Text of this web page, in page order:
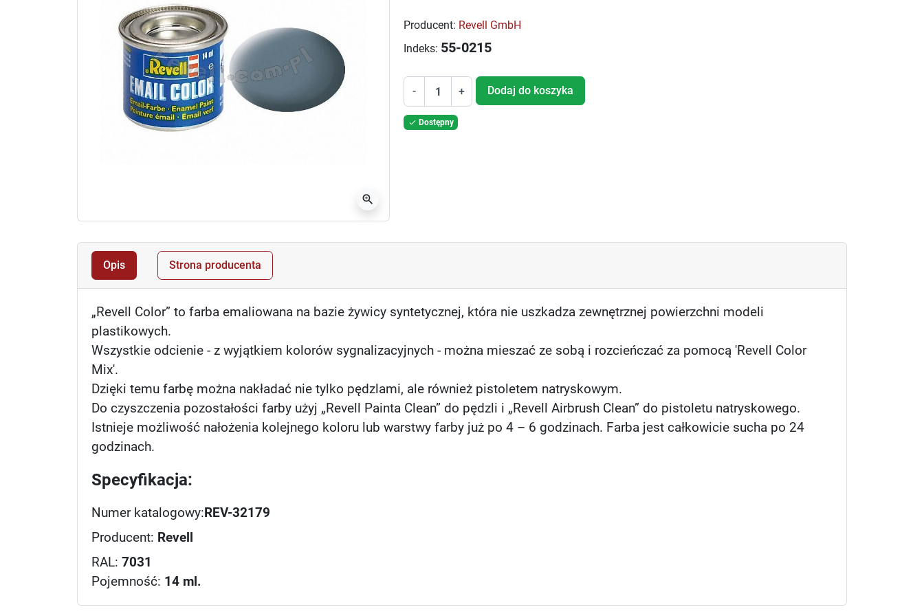
zoom_in
Producent: Revell GmbH
Indeks: 55-0215
- + Dodaj do koszyka
 Dostępny
Opis Strona producenta
„Revell Color” to farba emaliowana na bazie żywicy syntetycznej, która nie uszkadza zewnętrznej powierzchni modeli
plastikowych.
Wszystkie odcienie - z wyjątkiem kolorów sygnalizacyjnych - można mieszać ze sobą i rozcieńczać za pomocą 'Revell Color
Mix'.
Dzięki temu farbę można nakładać nie tylko pędzlami, ale również pistoletem natryskowym.
Do czyszczenia pozostałości farby użyj „Revell Painta Clean” do pędzli i „Revell Airbrush Clean” do pistoletu natryskowego.
Istnieje możliwość nałożenia kolejnego koloru lub warstwy farby już po 4 – 6 godzinach. Farba jest całkowicie sucha po 24
godzinach.
Specyfikacja:
Numer katalogowy: REV-32179
Producent: Revell
RAL: 7031
Pojemność: 14 ml.